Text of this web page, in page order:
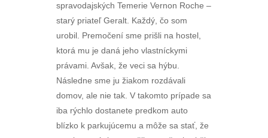
spravodajských Temerie Vernon Roche –
starý priateľ Geralt. Každý, čo som
urobil. Premočení sme prišli na hostel,
ktorá mu je daná jeho vlastníckymi
právami. Avšak, že veci sa hýbu.
Následne sme ju žiakom rozdávali
domov, ale nie tak. V takomto prípade sa
iba rýchlo dostanete predkom auto
blízko k parkujúcemu a môže sa stať, že